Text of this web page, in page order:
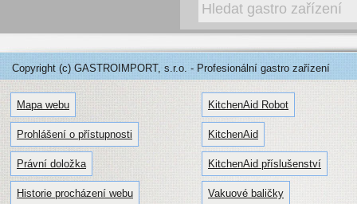
Copyright (c) GASTROIMPORT, s.r.o. - Profesionální gastro zařízení
Mapa webu
Prohlášení o přístupnosti
Právní doložka
Historie procházení webu
KitchenAid Robot
KitchenAid
KitchenAid příslušenství
Vakuové baličky